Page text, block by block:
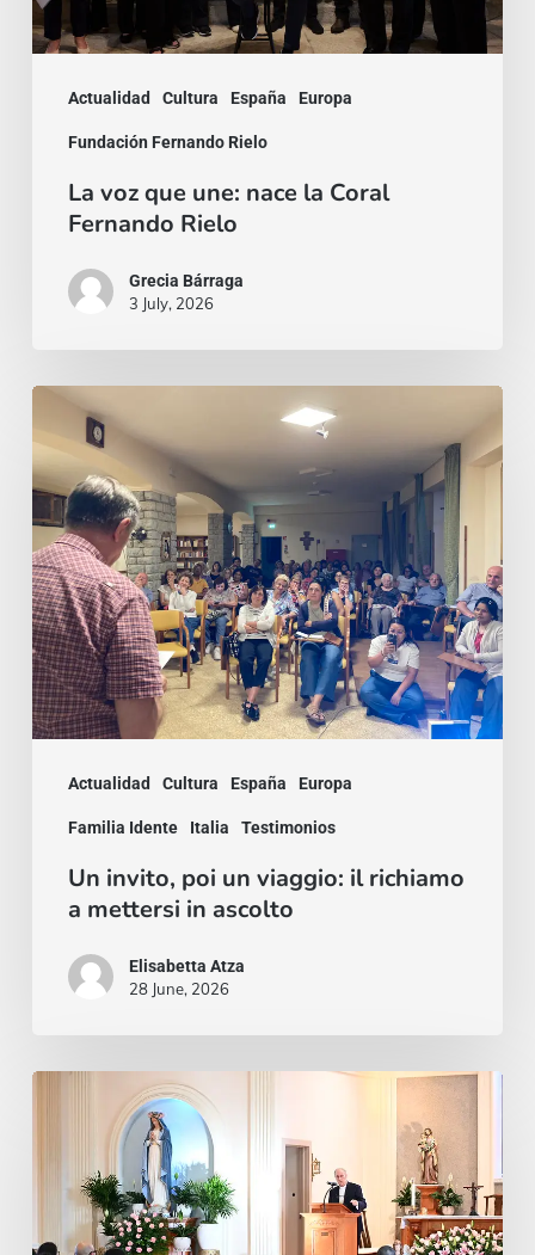
Actualidad Cultura España Europa
Fundación Fernando Rielo
Fernando
La voz que une: nace la Coral
Fernando Rielo
Grecia Bárraga
3 July, 2026
Actualidad Cultura España Europa
Familia Idente Italia Testimonios
invito,
poi
un
viaggio:
il
richiamo
a
mettersi
ascolto
Un invito, poi un viaggio: il richiamo
a mettersi in ascolto
Elisabetta Atza
28 June, 2026
Could
Breathe: